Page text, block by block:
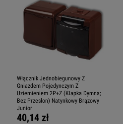
Włącznik Jednobiegunowy Z
Gniazdem Pojedynczym Z
Uziemieniem 2P+Z (Klapka Dymna;
Bez Przesłon) Natynkowy Brązowy
Junior
40,14 zł